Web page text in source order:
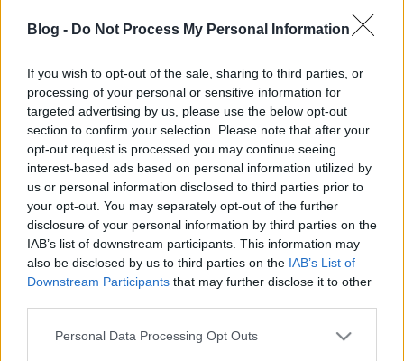
Blog - Do Not Process My Personal Information
If you wish to opt-out of the sale, sharing to third parties, or
processing of your personal or sensitive information for
targeted advertising by us, please use the below opt-out
section to confirm your selection. Please note that after your
opt-out request is processed you may continue seeing
interest-based ads based on personal information utilized by
us or personal information disclosed to third parties prior to
your opt-out. You may separately opt-out of the further
disclosure of your personal information by third parties on the
IAB’s list of downstream participants. This information may
also be disclosed by us to third parties on the IAB’s List of
Downstream Participants that may further disclose it to other
Please note that this website/app uses one or more Google
Personal Data Processing Opt Outs
Fotó: Fai Laura
gyermeknap Duna TV
Televízió Honfoglaló